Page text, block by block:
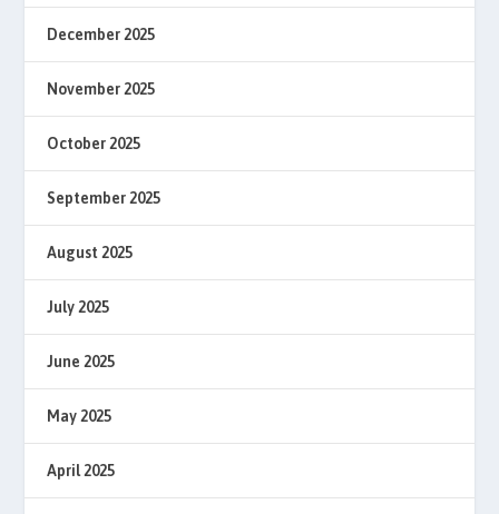
December 2025
November 2025
October 2025
September 2025
August 2025
July 2025
June 2025
May 2025
April 2025